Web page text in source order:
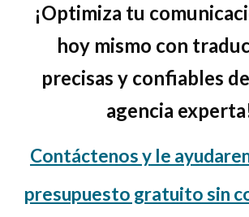
¡Optimiza tu
hoy mismo con
precisas y confiables
agencia
Contáctenos y le
presupuesto gratuito sin